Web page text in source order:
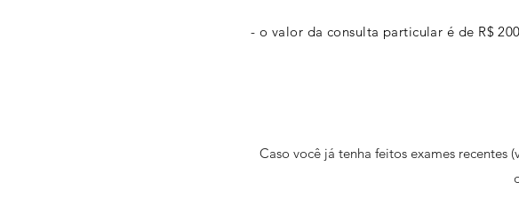
- o valor da consulta particular é de R$
Caso você já tenha feitos exames